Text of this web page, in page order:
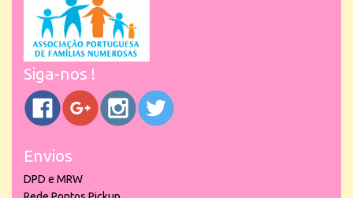
Siga-nos !
Envios
DPD e MRW